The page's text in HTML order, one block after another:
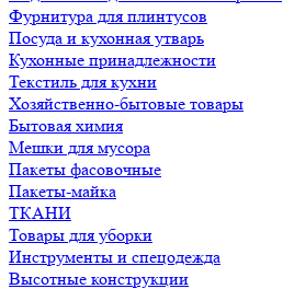
Фурнитура для плинтусов
Посуда и кухонная утварь
Кухонные принадлежности
Текстиль для кухни
Хозяйственно-бытовые товары
Бытовая химия
Мешки для мусора
Пакеты фасовочные
Пакеты-майка
ТКАНИ
Товары для уборки
Инструменты и спецодежда
Высотные конструкции